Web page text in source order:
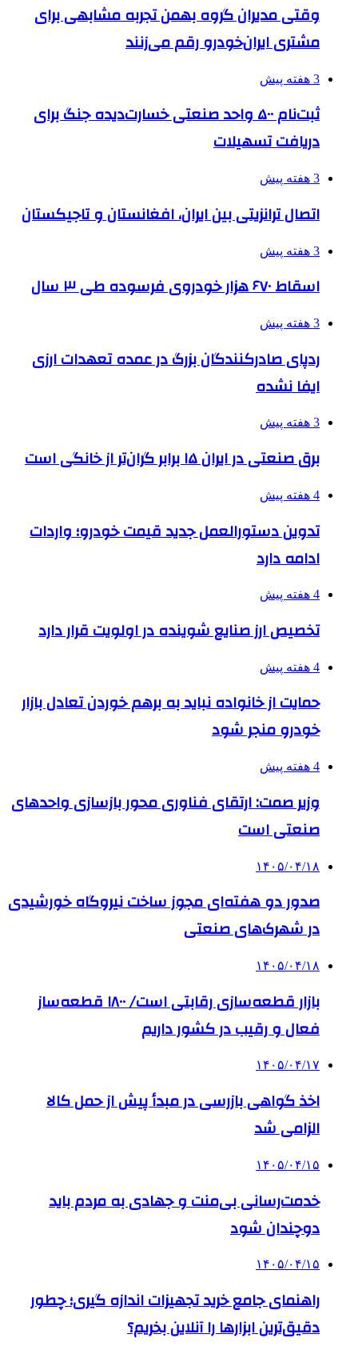
وقتی مدیران گروه بهمن تجربه مشابهی برای
مشتری ایران‌خودرو رقم می‌زنند
3 هفته پیش
ثبت‌نام ۵۰۰ واحد صنعتی خسارت‌دیده جنگ برای
دریافت تسهیلات
3 هفته پیش
اتصال ترانزیتی بین ایران، افغانستان و تاجیکستان
3 هفته پیش
اسقاط ۶۷۰ هزار خودروی فرسوده طی ۳ سال
3 هفته پیش
ردپای صادرکنندگان بزرگ در عمده تعهدات ارزی
ایفا نشده
3 هفته پیش
برق صنعتی در ایران ۱۵ برابر گران‌تر از خانگی است
4 هفته پیش
تدوین دستورالعمل جدید قیمت خودرو؛ واردات
ادامه دارد
4 هفته پیش
تخصیص ارز صنایع شوینده در اولویت قرار دارد
4 هفته پیش
حمایت از خانواده نباید به برهم خوردن تعادل بازار
خودرو منجر شود
4 هفته پیش
وزیر صمت: ارتقای فناوری محور بازسازی واحدهای
صنعتی است
۱۴۰۵/۰۴/۱۸
صدور دو هفته‌ای مجوز ساخت نیروگاه خورشیدی
در شهرک‌های صنعتی
۱۴۰۵/۰۴/۱۸
بازار قطعه‌سازی رقابتی است/ ۱۸۰۰ قطعه‌ساز
فعال و رقیب در کشور داریم
۱۴۰۵/۰۴/۱۷
اخذ گواهی بازرسی در مبدأ پیش از حمل کالا
الزامی شد
۱۴۰۵/۰۴/۱۵
خدمت‌رسانی بی‌منت و جهادی به مردم باید
دوچندان شود
۱۴۰۵/۰۴/۱۵
راهنمای جامع خرید تجهیزات اندازه گیری؛ چطور
دقیق‌ترین ابزارها را آنلاین بخریم؟